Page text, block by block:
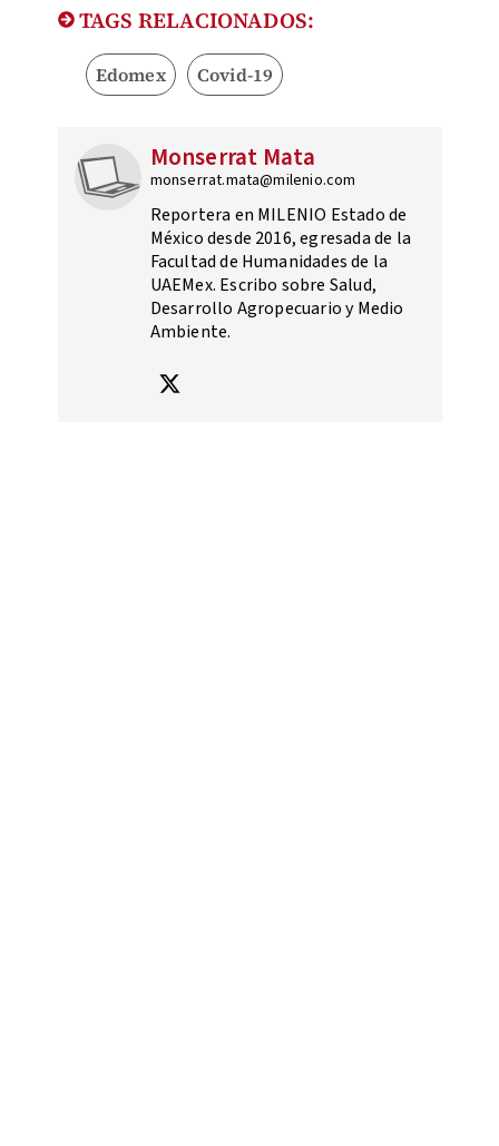
TAGS RELACIONADOS:
Edomex Covid-19
Monserrat Mata
monserrat.mata@milenio.com
Reportera en MILENIO Estado de
México desde 2016, egresada de la
Facultad de Humanidades de la
UAEMex. Escribo sobre Salud,
Desarrollo Agropecuario y Medio
Ambiente.